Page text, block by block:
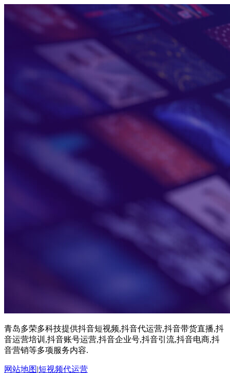
青岛多荣多科技提供抖音短视频,抖音代运营,抖音带货直播,抖
音运营培训,抖音账号运营,抖音企业号,抖音引流,抖音电商,抖
音营销等多项服务内容.
网站地图|短视频代运营